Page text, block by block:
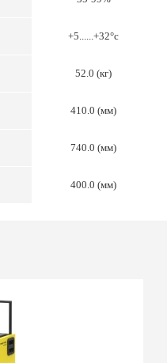
+5......+32°с
52.0 (кг)
410.0 (мм)
740.0 (мм)
400.0 (мм)